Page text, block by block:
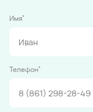
Имя*
Телефон*